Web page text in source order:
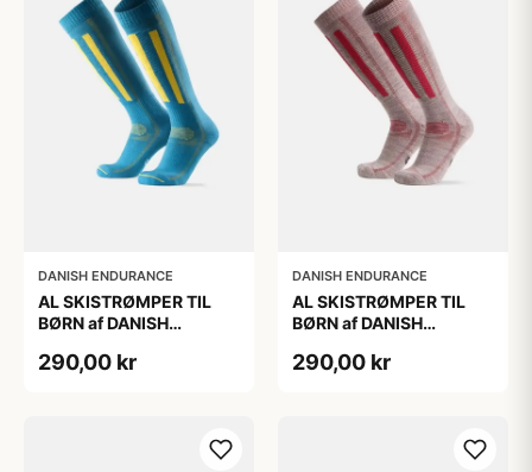
DANISH ENDURANCE
AL SKISTRØMPER TIL
BØRN af DANISH
35-38
290,00 kr
DANISH ENDURANCE
AL SKISTRØMPER TIL
BØRN af DANISH
Lysegrå/Lyserød, 35-38
290,00 kr